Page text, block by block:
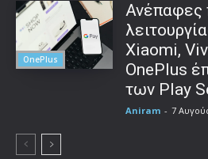
OnePlus
Ανέπαφες
Xiaomi,
OnePlus
των Play
Aniram - 7